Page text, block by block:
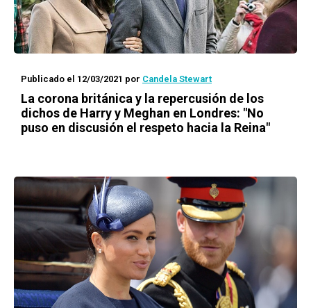
Publicado el 12/03/2021 por Candela Stewart
La corona británica y la repercusión de los
dichos de Harry y Meghan en Londres: "No
puso en discusión el respeto hacia la Reina"